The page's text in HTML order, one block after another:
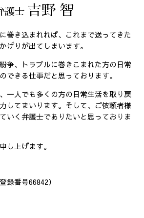
護士 吉野 智
巻き込まれれば、これまで送ってきた
げりが出てしまいます。
争、トラブルに巻きこまれた方の日常
できる仕事だと思っております。
一人でも多くの方の日常生活を取り戻
してまいります。そして、ご依頼者様
いく弁護士でありたいと思っておりま
し上げます。
録番号66842）